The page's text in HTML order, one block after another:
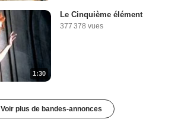
1:30
Le Cinquième élément
377 378 vues
Voir plus de bandes-annonces